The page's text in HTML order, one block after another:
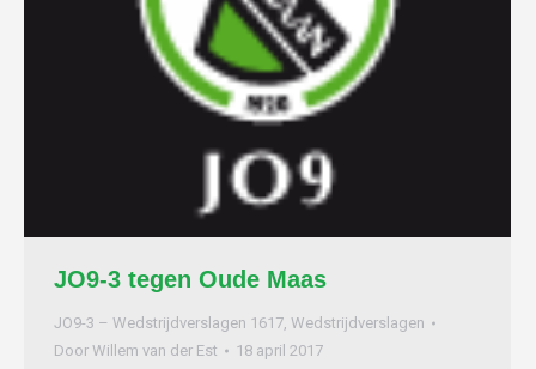
JO9-3 tegen Oude Maas
JO9-3 – Wedstrijdverslagen 1617, Wedstrijdverslagen
Door Willem van der Est 18 april 2017